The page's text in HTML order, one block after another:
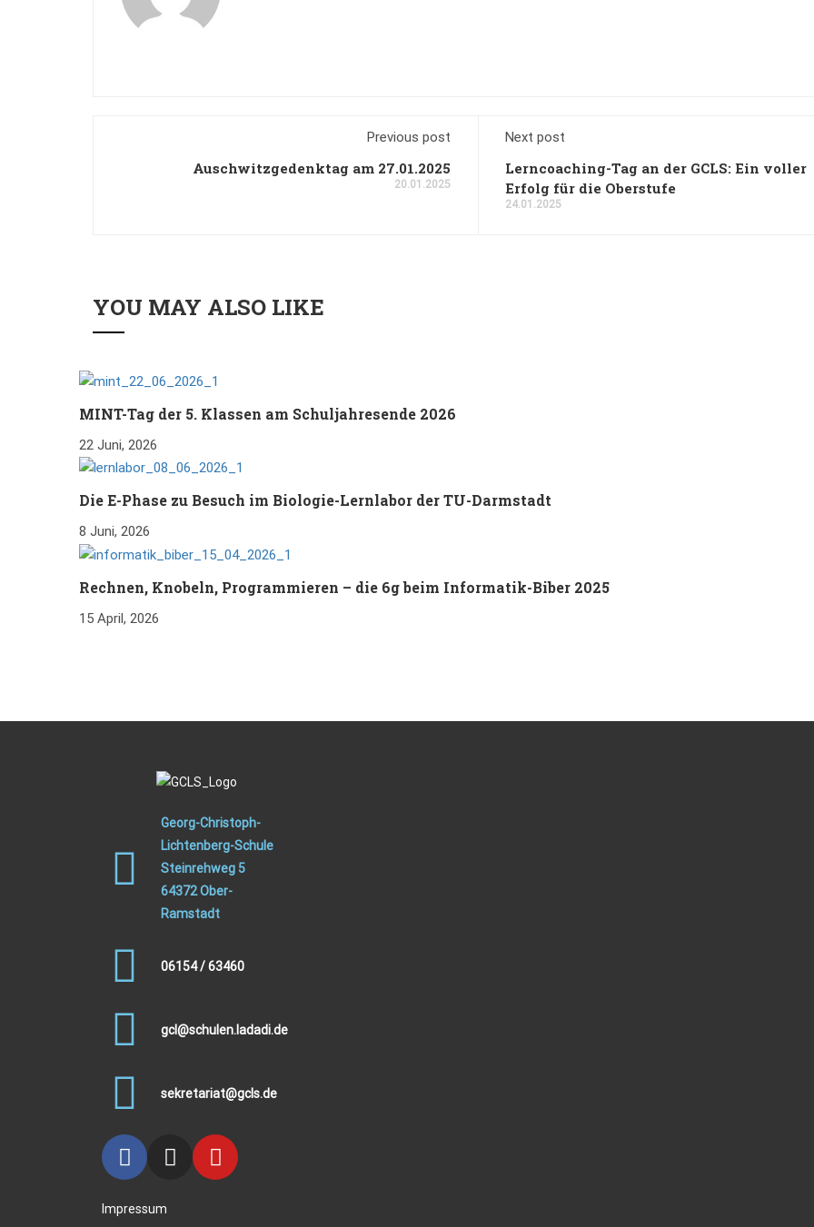
Previous post
Auschwitzgedenktag am 27.01.2025
20.01.2025
Next post
Lerncoaching-Tag an der GCLS: Ein voller
Erfolg für die Oberstufe
24.01.2025
YOU MAY ALSO LIKE
MINT-Tag der 5. Klassen am Schuljahresende 2026
22 Juni, 2026
Die E-Phase zu Besuch im Biologie-Lernlabor der TU-Darmstadt
8 Juni, 2026
Rechnen, Knobeln, Programmieren – die 6g beim Informatik-Biber 2025
15 April, 2026
Georg-Christoph-
Lichtenberg-Schule
Steinrehweg 5
64372 Ober-
Ramstadt
06154 / 63460
gcl@schulen.ladadi.de
sekretariat@gcls.de
Impressum